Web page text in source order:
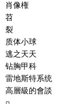
肖像権
苕
裂
质体小球
逃之天天
钻胸甲科
雷地斯特系统
高層級的會談